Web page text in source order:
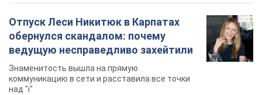
Отпуск Леси Никитюк в Карпатах
обернулся скандалом: почему
ведущую несправедливо захейтили
Знаменитость вышла на прямую
коммуникацию в сети и расставила все точки
над "i"